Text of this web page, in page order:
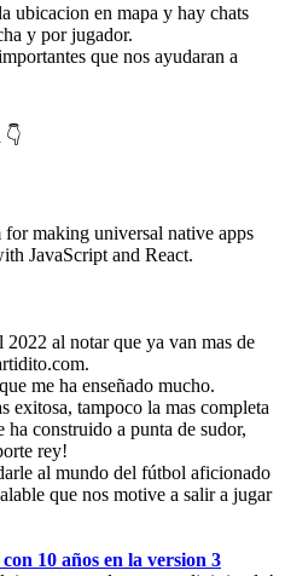
ubicacion en mapa y hay chats
y por jugador.
que nos ayudaran a
👇
making universal native apps
JavaScript and React.
al notar que ya van mas de
me ha enseñado mucho.
exitosa, tampoco la mas completa
construido a punta de sudor,
rey!
al mundo del fútbol aficionado
que nos motive a salir a jugar
10 años en la version 3